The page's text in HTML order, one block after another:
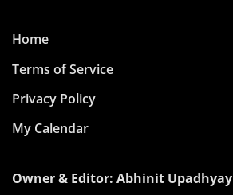
Home
Terms of Service
Privacy Policy
My Calendar
Owner & Editor: Abhinit Upadhyay